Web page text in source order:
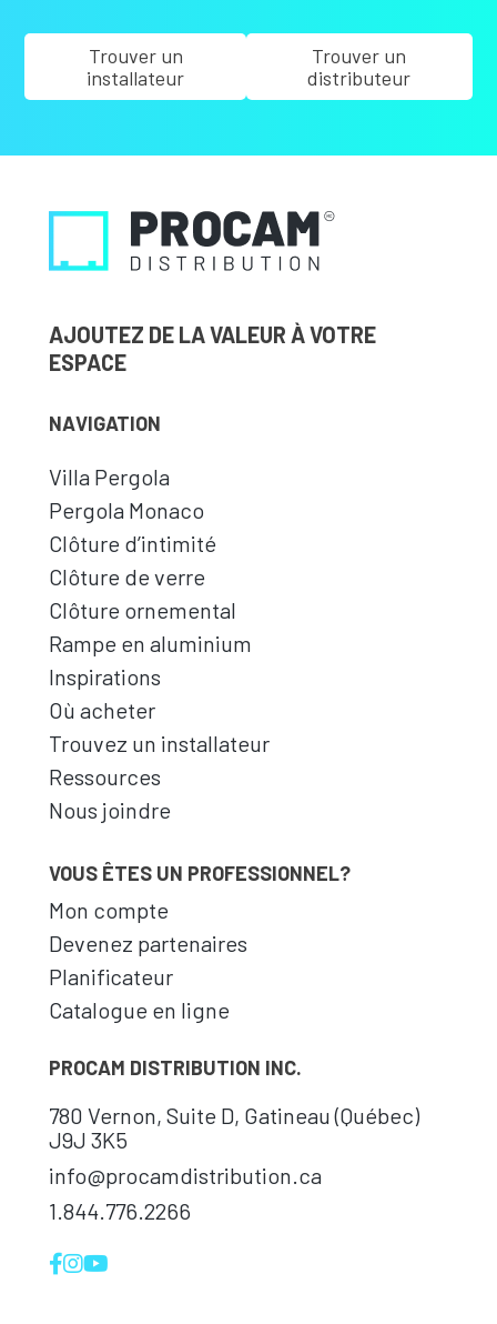
Trouver un
installateur
Trouver un
distributeur
AJOUTEZ DE LA VALEUR À VOTRE
ESPACE
NAVIGATION
Villa Pergola
Pergola Monaco
Clôture d’intimité
Clôture de verre
Clôture ornemental
Rampe en aluminium
Inspirations
Où acheter
Trouvez un installateur
Ressources
Nous joindre
VOUS ÊTES UN PROFESSIONNEL?
Mon compte
Devenez partenaires
Planificateur
Catalogue en ligne
PROCAM DISTRIBUTION INC.
780 Vernon, Suite D, Gatineau (Québec)
J9J 3K5
info@procamdistribution.ca
1.844.776.2266